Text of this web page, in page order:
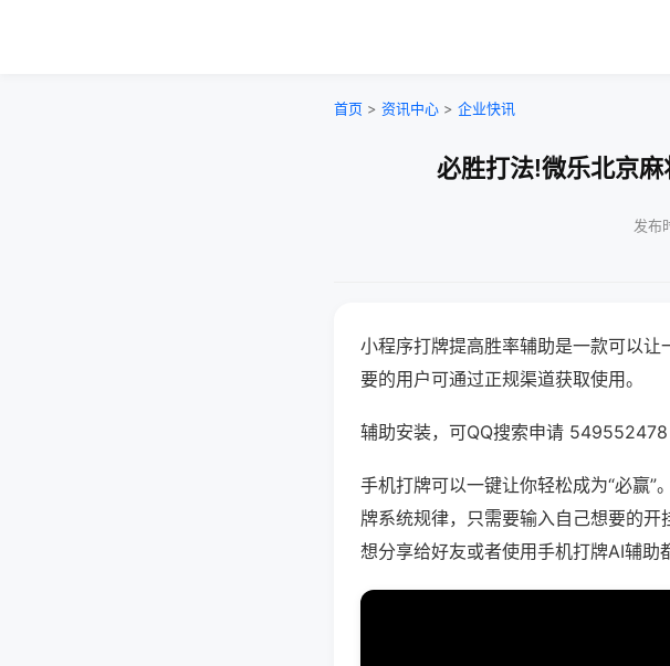
首页 > 资讯中心 > 企业快讯
必胜打法!微乐北京
发布
小程序打牌提高胜率辅助是一款可以让
要的用户可通过正规渠道获取使用。
辅助安装，可QQ搜索申请
手机打牌可以一键让你轻松成为“必赢
牌系统规律，只需要输入自己想要的
想分享给好友或者使用手机打牌AI辅助